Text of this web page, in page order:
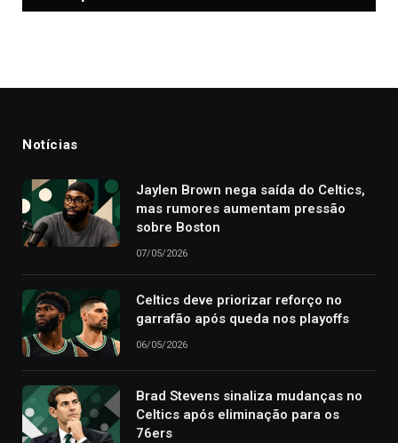
Notícias
Jaylen Brown nega saída do Celtics,
mas rumores aumentam pressão
sobre Boston
07/05/2026
Celtics deve priorizar reforço no
garrafão após queda nos playoffs
06/05/2026
Brad Stevens sinaliza mudanças no
Celtics após eliminação para os
76ers